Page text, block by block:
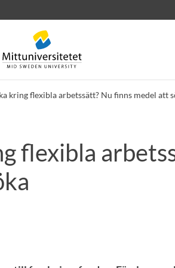
kring flexibla arbetssätt? Nu finns medel att
flexibla